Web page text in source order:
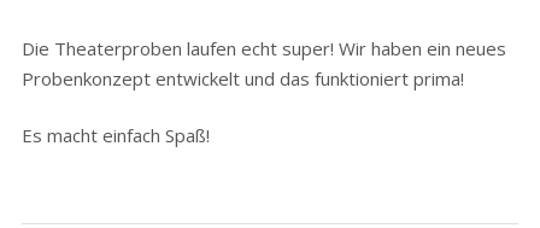
Die Theaterproben laufen echt super! Wir haben ein neues
Probenkonzept entwickelt und das funktioniert prima!
Es macht einfach Spaß!